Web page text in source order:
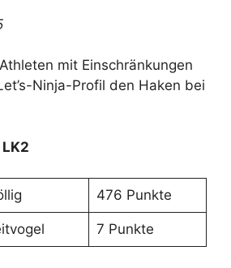
mit Einschränkungen
Ninja-Profil den Haken bei
476 Punkte
7 Punkte